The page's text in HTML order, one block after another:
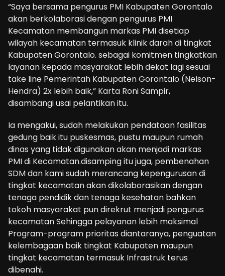
“Saya bersama pengurus PMI Kabupaten Gorontalo
akan berkolaborasi dengan pengurus PMI
Kecamatan membangun markas PMI disetiap
wilayah kecamatan termasuk klinik darah di tingkat
Kabupaten Gorontalo. sebagai komitmen tingkatkan
layanan kepada masyarakat lebih dekat lagi sesuai
take line Pemerintah Kabupaten Gorontalo (Nelson-
Hendra) 2x lebih baik,” Karta Roni Sampir,
disambangi usai pelantikan itu.
Ia mengakui, sudah melakukan pendataan fasilitas
gedung baik itu puskesmas, pustu maupun rumah
dinas yang tidak digunakan akan menjadi markas
PMI di Kecamatan.disamping itu juga, pembenahan
SDM dan kami sudah merancang kepengurusan di
tingkat kecamatan akan dikolaborasikan dengan
tenaga pendidik dan tenaga kesehatan bahkan
tokoh masyarakat pun direkrut menjadi pengurus
kecamatan Sehingga pelayanan lebih maksimal
Program-program prioritas diantaranya, penguatan
kelembagaan baik tingkat Kabupaten maupun
tingkat kecamatan termasuk Infrastruk terus
dibenahi.